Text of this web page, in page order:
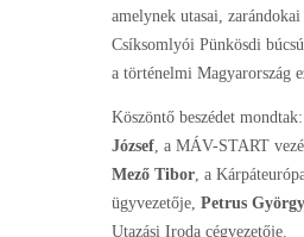
amelynek utasai, zarándokai
Csíksomlyói Pünkösdi
a történelmi Magyarország
Köszöntő beszédet mondtak:
József, a MÁV-START
Mező Tibor, a
ügyvezetője, Petrus György
Utazási Iroda cégvezetője.